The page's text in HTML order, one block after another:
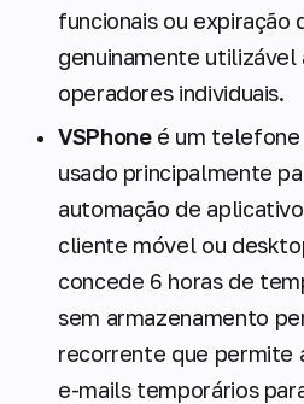
funcionais ou
genuinamente utilizável
operadores individuais.
VSPhone é um telefone
usado principalmente
automação de
cliente móvel ou
concede 6 horas de
sem armazenamento
recorrente que permite
e-mails temporários